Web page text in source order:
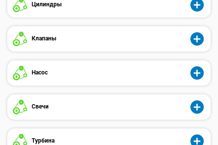
Цилиндры
Клапаны
Насос
Свечи
Турбина